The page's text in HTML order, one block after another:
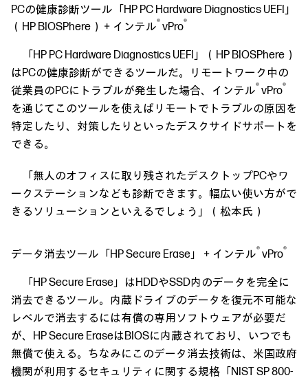
PCの健康診断ツール「HP PC Hardware Diagnostics UEFI」
（HP BIOSPhere）＋インテル®vPro®
「HP PC Hardware Diagnostics UEFI」（HP BIOSPhere）
はPCの健康診断ができるツールだ。リモートワーク中の
従業員のPCにトラブルが発生した場合、インテル®vPro®
を通じてこのツールを使えばリモートでトラブルの原因を
特定したり、対策したりといったデスクサイドサポートを
できる。
「無人のオフィスに取り残されたデスクトップPCやワ
ークステーションなども診断できます。幅広い使い方がで
きるソリューションといえるでしょう」（松本氏）
データ消去ツール「HP Secure Erase」＋インテル®vPro®
「HP Secure Erase」はHDDやSSD内のデータを完全に
消去できるツール。内蔵ドライブのデータを復元不可能な
レベルで消去するには有償の専用ソフトウェアが必要だ
が、HP Secure EraseはBIOSに内蔵されており、いつでも
無償で使える。ちなみにこのデータ消去技術は、米国政府
機関が利用するセキュリティに関する規格「NIST SP 800-